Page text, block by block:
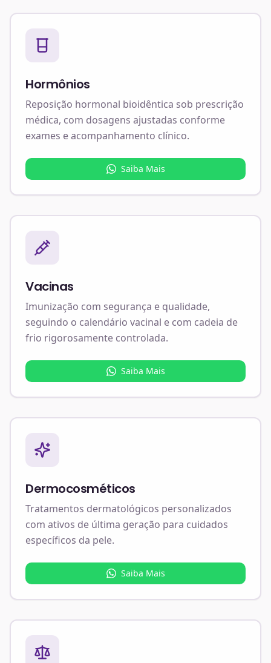
Hormônios
Reposição hormonal bioidêntica sob prescrição
médica, com dosagens ajustadas conforme
exames e acompanhamento clínico.
Saiba Mais
Vacinas
Imunização com segurança e qualidade,
seguindo o calendário vacinal e com cadeia de
frio rigorosamente controlada.
Saiba Mais
Dermocosméticos
Tratamentos dermatológicos personalizados
com ativos de última geração para cuidados
específicos da pele.
Saiba Mais